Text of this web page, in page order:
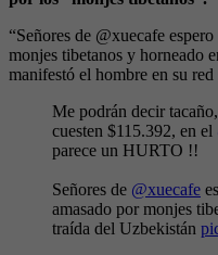
“Señores de @xuecafe
monjes tibetanos y horneado
manifestó el hombre en su red
Me podrán decir
cuesten $115.392, en el
parece un HURTO !!
Señores de @xuecafe
amasado por monjes
traída del Uzbekistán